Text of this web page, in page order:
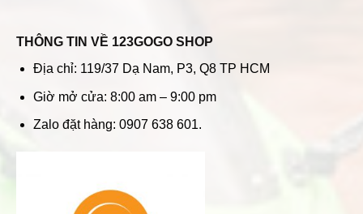
THÔNG TIN VỀ 123GOGO SHOP
Địa chỉ: 119/37 Dạ Nam, P3, Q8 TP HCM
Giờ mở cửa: 8:00 am – 9:00 pm
Zalo đặt hàng: 0907 638 601.